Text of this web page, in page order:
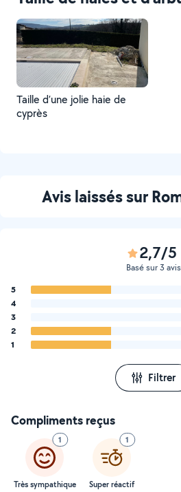
Taille d’une jolie haie de
cyprès
Avis laissés sur
2,7/5
Basé sur 3 avis
5
4
3
2
1
Filtrer
Compliments reçus
1
Très sympathique
1
Super réactif